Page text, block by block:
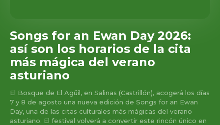
Songs for an Ewan Day 2026:
así son los horarios de la cita
más mágica del verano
asturiano
El Bosque de El Agüil, en Salinas (Castrillón), acogerá los días
7 y 8 de agosto una nueva edición de Songs for an Ewan
Day, una de las citas culturales más mágicas del verano
asturiano. El festival volverá a convertir este rincón único en